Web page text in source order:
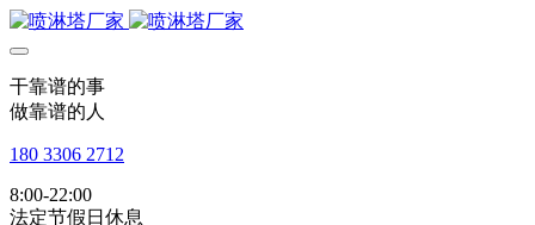
干靠谱的事
做靠谱的人
180 3306 2712
8:00-22:00
法定节假日休息